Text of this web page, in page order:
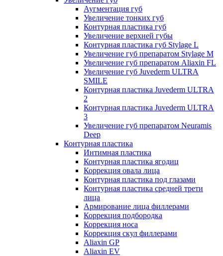
Аугментация губ
Увеличение тонких губ
Контурная пластика губ
Увеличение верхней губы
Контурная пластика губ Stylage L
Увеличение губ препаратом Stylage M
Увеличение губ препаратом Aliaxin FL
Увеличение губ Juvederm ULTRA
SMILE
Контурная пластика Juvederm ULTRA
2
Контурная пластика Juvederm ULTRA
3
Увеличение губ препаратом Neuramis
Deep
Контурная пластика
Интимная пластика
Контурная пластика ягодиц
Коррекция овала лица
Контурная пластика под глазами
Контурная пластика средней трети
лица
Армирование лица филлерами
Коррекция подбородка
Коррекция носа
Коррекция скул филлерами
Aliaxin GP
Aliaxin EV